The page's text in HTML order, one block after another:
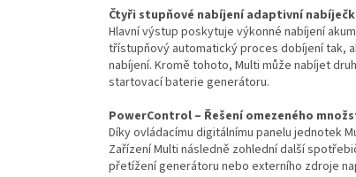
Čtyři stupňové nabíjení adaptivní
Hlavní výstup poskytuje výkonné nabíjení
třístupňový automatický proces dobíjení tak,
nabíjení. Kromě tohoto, Multi může nabíjet
startovací baterie generátoru.
PowerControl – Řešení omezeného
Díky ovládacímu digitálnímu panelu jednotek
Zařízení Multi následně zohlední další
přetížení generátoru nebo externího zdroje